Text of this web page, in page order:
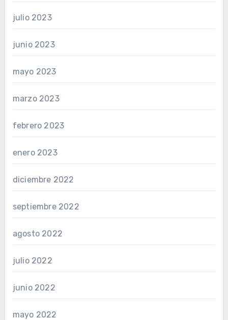
julio 2023
junio 2023
mayo 2023
marzo 2023
febrero 2023
enero 2023
diciembre 2022
septiembre 2022
agosto 2022
julio 2022
junio 2022
mayo 2022